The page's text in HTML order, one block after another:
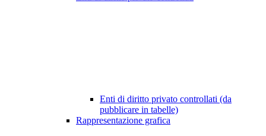
Enti di diritto privato controllati (da
pubblicare in tabelle)
Rappresentazione grafica